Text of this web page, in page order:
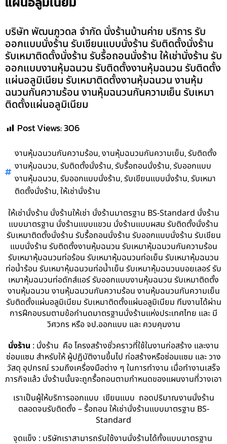
บริษัท พัฒนภูวดล จำกัด นั่งร้านบ้านค่าย บริการ รับ
ออกแบบนั่งร้าน รับเขียนแบบนั่งร้าน รับติดตั้งนั่งร้าน
รับเหมาติดตั้งนั่งร้าน รับรื้อถอนนั่งร้าน ให้เช่านั่งร้าน รับ
ออกแบบงานหุ้มฉนวน รับติดตั้งงานหุ้มฉนวน รับติดตั้ง
แผ่นอลูมิเนียม รับเหมาติดตั้งงานหุ้มฉนวน งานหุ้ม
ฉนวนกันความร้อน งานหุ้มฉนวนกันความเย็น รับเหมา
ติดตั้งแผ่นอลูมิเนียม
Post Views:306
งานหุ้มฉนวนกันความร้อน,งานหุ้มฉนวนกันความเย็น,รับติดตั้ง
งานหุ้มฉนวน,รับติดตั้งนั่งร้าน,รับรื้อถอนนั่งร้าน,รับออกแบบ
งานหุ้มฉนวน,รับออกแบบนั่งร้าน,รับเขียนแบบนั่งร้าน,รับเหมา
ติดตั้งนั่งร้าน,ให้เช่านั่งร้าน
ให้เช่านั่งร้าน นั่งร้านให้เช่า นั่งร้านมาตรฐาน BS-Standard นั่งร้าน
แบบมาตรฐาน นั่งร้านแบบแขวน นั่งร้านแบบผสม รับติดตั้งนั่งร้าน
รับเหมาติดตั้งนั่งร้าน รับรื้อถอนนั่งร้าน รับออกแบบนั่งร้าน รับเขียน
แบบนั่งร้าน รับติดตั้งงานหุ้มฉนวน รับเหมาหุ้มฉนวนกันความร้อน
รับเหมาหุ้มฉนวนท่อร้อน รับเหมาหุ้มฉนวนท่อเย็น รับเหมาหุ้มฉนวน
ท่อน้ำร้อน รับเหมาหุ้มฉนวนท่อน้ำเย็น รับเหมาหุ้มฉนวนบอยเลอร์ รับ
เหมาหุ้มฉนวนท่อดักส์แอร์ รับออกแบบงานหุ้มฉนวน รับเหมาติดตั้ง
งานหุ้มฉนวน งานหุ้มฉนวนกันความร้อน งานหุ้มฉนวนกันความเย็น
รับติดตั้งแผ่นอลูมิเนียม รับเหมาติดตั้งแผ่นอลูมิเนียม ทีมงานได้ผ่าน
การฝึกอบรมตามข้อกำนดมาตรฐานนั่งร้านแห่งประเทศไทย และ มี
วิศวกร หรือ จป.ออกแบบ และ ควบคุมงาน
นั่งร้าน : นั่งร้าน คือ โครงสร้างชั่วคราวที่ใช้ในงานก่อสร้าง และงาน
ซ่อมแซม สำหรับให้ ผู้ปฏิบัติงานขึ้นไป ก่อสร้างหรือซ่อมแซม และ วาง
วัสดุ อุปกรณ์ รวมถึงเครื่องมือต่าง ๆ ในการทำงาน เมื่อทำงานเสร็จ
ภารกิจแล้ว นั่งร้านนั้นจะถูกรื้อถอนตามกำหนดของแผนงานที่วางเอา
เราเป็นผู้ให้บริการออกแบบ เขียนแบบ ถอดปริมาณงานนั่งร้าน
ตลอดจนรับติดตั้ง – รื้อถอน ให้เช่านั่งร้านแบบมาตรฐาน BS-
Standard
จุดแข็ง : บริษัทเราสามารถรับใช้งานนั่งร้านได้ทั้งแบบมาตรฐาน